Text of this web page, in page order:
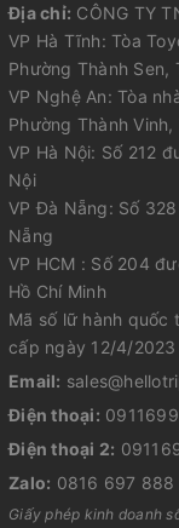
Địa chỉ: CÔNG TY
VP Hà Tĩnh: Tòa
Phường Thành Sen,
VP Nghệ An: Tòa
Phường Thành
VP Hà Nội: Số 212
Nội
VP Đà Nẵng: Số
Nẵng
VP HCM : Số 204
Hồ Chí Minh
Mã số lữ hành quốc
cấp ngày 12/4/
Email:
Điện thoại:
Điện thoại 2:
Zalo: 0816 697 888
Giấy phép kinh doanh